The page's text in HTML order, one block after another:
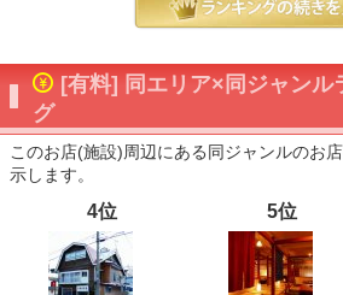
[有料] 同エリア×同ジャンル
グ
このお店(施設)周辺にある同ジャンルのお
示します。
4位 5位